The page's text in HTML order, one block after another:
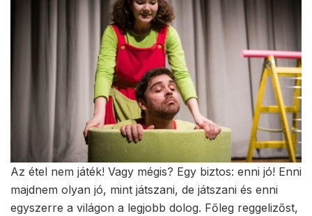
Az étel nem játék! Vagy mégis? Egy biztos: enni jó! Enni
majdnem olyan jó, mint játszani, de játszani és enni
egyszerre a világon a legjobb dolog. Főleg reggelizőst,